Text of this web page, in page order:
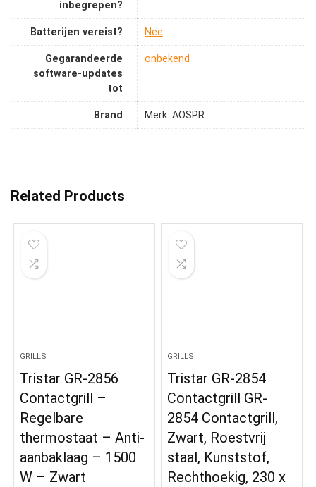
inbegrepen?
Batterijen vereist? ‎Nee
Gegarandeerde
software-updates
tot
‎onbekend
Brand Merk: AOSPR
Related Products
GRILLS
Tristar GR-2856
Contactgrill –
Regelbare
thermostaat – Anti-
aanbaklaag – 1500
W – Zwart
GRILLS
Tristar GR-2854
Contactgrill GR-
2854 Contactgrill,
Zwart, Roestvrij
staal, Kunststof,
Rechthoekig, 230 x